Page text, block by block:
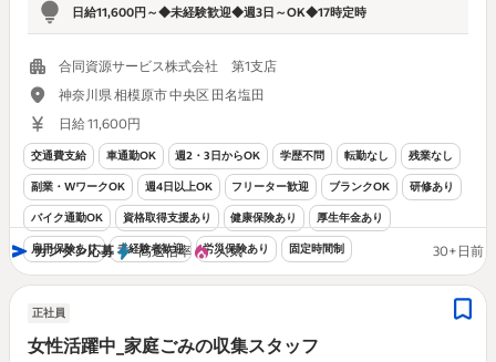
日給11,600円～◆未経験歓迎◆週3日～OK◆17時定時
合同資源サービス株式会社 第1支店
神奈川県 相模原市 中央区 田名塩田
日給 11,600円
交通費支給 車通勤OK 週2・3日からOK 学歴不問 転勤なし 残業なし
副業・WワークOK 週4日以上OK フリーター歓迎 ブランクOK 研修あり
バイク通勤OK 資格取得支援あり 健康保険あり 厚生年金あり
雇用保険あり 未経験者歓迎 労災保険あり 固定時間制
カンタン応募 高返信率 人気 30+日前
正社員
女性活躍中_家庭ごみの収集スタッフ